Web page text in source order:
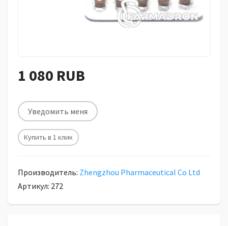
1 080 RUB
Уведомить меня
Купить в 1 клик
Производитель: Zhengzhou Pharmaceutical Co Ltd
Артикул: 272